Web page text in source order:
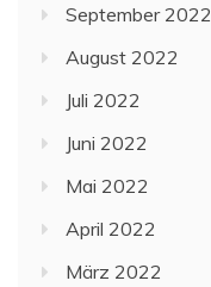
September 2022
August 2022
Juli 2022
Juni 2022
Mai 2022
April 2022
März 2022